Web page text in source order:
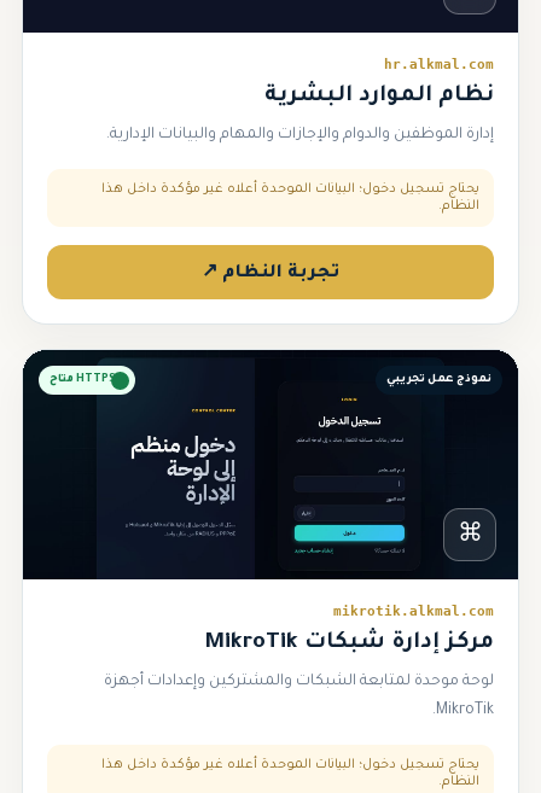
hr.alkmal.com
نظام الموارد البشرية
إدارة الموظفين والدوام والإجازات والمهام والبيانات الإدارية.
يحتاج تسجيل دخول؛ البيانات الموحدة أعلاه غير مؤكدة داخل هذا
النظام.
تجربة النظام ↗
نموذج عمل تجريبي HTTPS متاح
⌘
mikrotik.alkmal.com
مركز إدارة شبكات MikroTik
لوحة موحدة لمتابعة الشبكات والمشتركين وإعدادات أجهزة
MikroTik.
يحتاج تسجيل دخول؛ البيانات الموحدة أعلاه غير مؤكدة داخل هذا
النظام.